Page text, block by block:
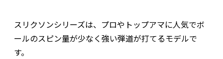
スリクソンシリーズは、プロやトップアマに人気でボ
ールのスピン量が少なく強い弾道が打てるモデルで
す。